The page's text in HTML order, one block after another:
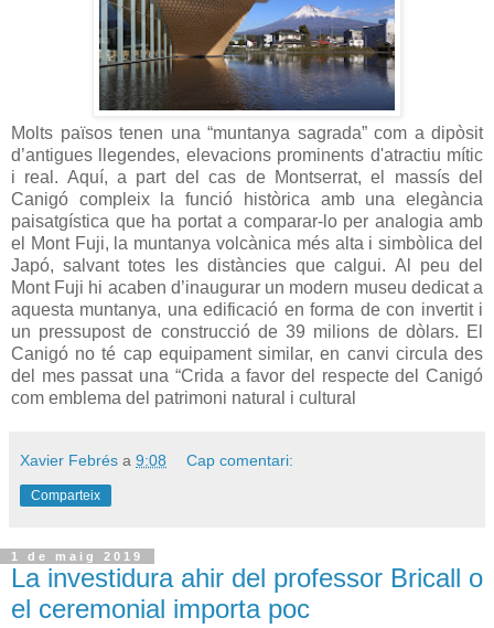
Molts països tenen una “muntanya sagrada” com a dipòsit
d’antigues llegendes, elevacions prominents d'atractiu mític
i real. Aquí, a part del cas de Montserrat, el massís del
Canigó compleix la funció històrica amb una elegància
paisatgística que ha portat a comparar-lo per analogia amb
el Mont Fuji, la muntanya volcànica més alta i simbòlica del
Japó, salvant totes les distàncies que calgui. Al peu del
Mont Fuji hi acaben d’inaugurar un modern museu dedicat a
aquesta muntanya, una edificació en forma de con invertit i
un pressupost de construcció de 39 milions de dòlars. El
Canigó no té cap equipament similar, en canvi circula des
del mes passat una “Crida a favor del respecte del Canigó
com emblema del patrimoni natural i cultural
Xavier Febrés a 9:08 Cap comentari:
Comparteix
1 de maig 2019
La investidura ahir del professor Bricall o
el ceremonial importa poc